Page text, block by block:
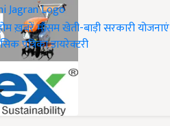
ख़बरेंमौसमखेती-बाड़ीसरकारी योजनाएं
पत्रिकाडायरेक्टरी